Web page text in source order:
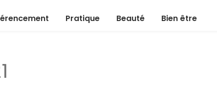
Pratique Beauté Bien être